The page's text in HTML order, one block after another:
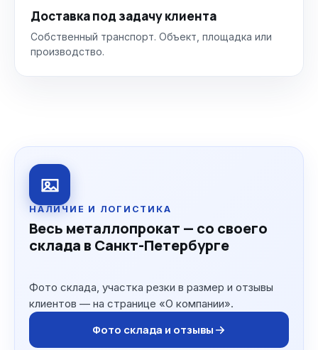
Доставка под задачу клиента
Собственный транспорт. Объект, площадка или
производство.
НАЛИЧИЕ И ЛОГИСТИКА
Весь металлопрокат — со своего
склада в Санкт-Петербурге
Фото склада, участка резки в размер и отзывы
клиентов — на странице «О компании».
Фото склада и отзывы